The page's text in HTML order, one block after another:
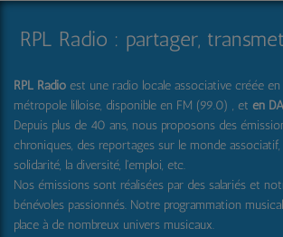
RPL Radio est une radio locale associative créée en
métropole lilloise, disponible en FM (99.0) , et en
Depuis plus de 40 ans, nous proposons des
chroniques, des reportages sur le monde associatif,
solidarité, la diversité, l'emploi, etc.
Nos émissions sont réalisées par des salariés et
bénévoles passionnés. Notre programmation
place à de nombreux univers musicaux.